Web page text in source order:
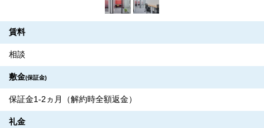
賃料
相談
敷金(保証金)
保証金1-2ヵ月（解約時全額返金）
礼金